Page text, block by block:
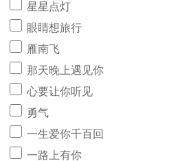
星星点灯
眼睛想旅行
雁南飞
那天晚上遇见你
心要让你听见
勇气
一生爱你千百回
一路上有你